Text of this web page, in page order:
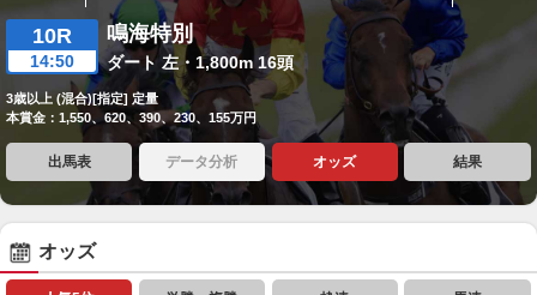
10R
14:50
鳴海特別
ダート 左・1,800m 16頭
3歳以上 (混合)[指定] 定量
本賞金：1,550、620、390、230、155万円
出馬表 データ分析 オッズ 結果
オッズ